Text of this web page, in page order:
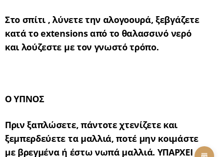
Στο σπίτι , λύνετε την αλογοουρά, ξεβγάζετε
κατά τοextensionsαπό το θαλασσινό νερό
και λούζεστε με τον γνωστό τρόπο.
Ο ΥΠΝΟΣ
Πριν ξαπλώσετε, πάντοτε χτενίζετε και
ξεμπερδεύετε τα μαλλιά, ποτέ μην κοιμάστε
με βρεγμένα ή έστω νωπά μαλλιά. ΥΠΑΡΧΕΙ